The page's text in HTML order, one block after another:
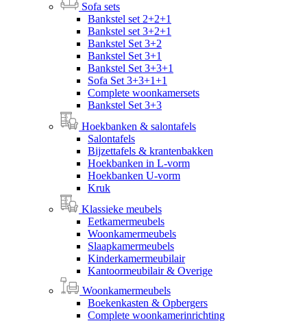
Sofa sets
Bankstel set 2+2+1
Bankstel set 3+2+1
Bankstel Set 3+2
Bankstel Set 3+1
Bankstel Set 3+3+1
Sofa Set 3+3+1+1
Complete woonkamersets
Bankstel Set 3+3
Hoekbanken & salontafels
Salontafels
Bijzettafels & krantenbakken
Hoekbanken in L-vorm
Hoekbanken U-vorm
Kruk
Klassieke meubels
Eetkamermeubels
Woonkamermeubels
Slaapkamermeubels
Kinderkamermeubilair
Kantoormeubilair & Overige
Woonkamermeubels
Boekenkasten & Opbergers
Complete woonkamerinrichting